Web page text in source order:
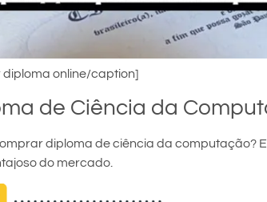
online/caption]
de Ciência da
diploma de ciência da computação?
do mercado.